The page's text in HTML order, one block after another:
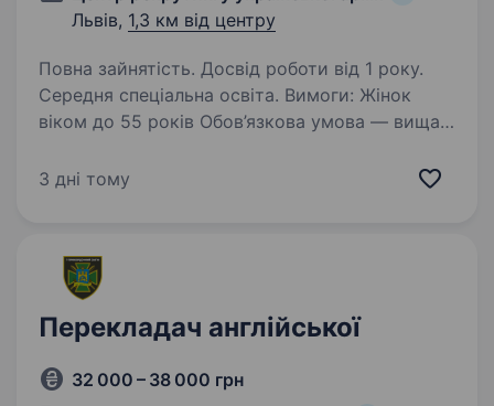
Львів, 1,3 км від центру
Повна зайнятість. Досвід роботи від 1 року.
Середня спеціальна освіта. Вимоги: Жінок
віком до 55 років Обов’язкова умова — вища
іноземними мовами: — англійська — польська
3 дні тому
Перекладач англійської
32 000 – 38 000 грн